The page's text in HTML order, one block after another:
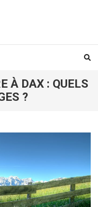
À DAX : QUELS
?